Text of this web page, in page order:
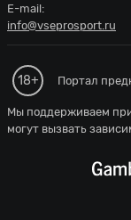
E-mail:
info@vseprosport.ru
18+ Портал
Мы поддерживаем
могут вызвать